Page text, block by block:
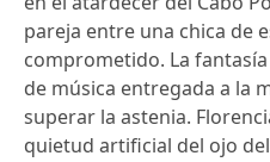
pareja entre una chica de
comprometido. La
de música entregada a la
superar la astenia.
quietud artificial del ojo